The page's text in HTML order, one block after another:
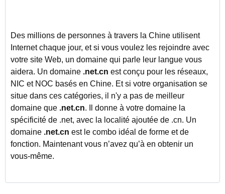
Des millions de personnes à travers la Chine utilisent
Internet chaque jour, et si vous voulez les rejoindre avec
votre site Web, un domaine qui parle leur langue vous
aidera. Un domaine .net.cn est conçu pour les réseaux,
NIC et NOC basés en Chine. Et si votre organisation se
situe dans ces catégories, il n'y a pas de meilleur
domaine que .net.cn. Il donne à votre domaine la
spécificité de .net, avec la localité ajoutée de .cn. Un
domaine .net.cn est le combo idéal de forme et de
fonction. Maintenant vous n’avez qu’à en obtenir un
vous-même.